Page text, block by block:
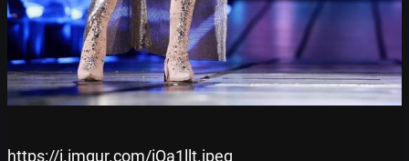
https://i.imgur.com/iQa1llt.jpeg